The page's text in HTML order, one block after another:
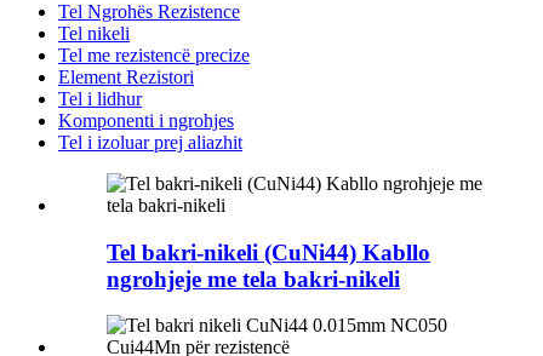
Tel Ngrohës Rezistence
Tel nikeli
Tel me rezistencë precize
Element Rezistori
Tel i lidhur
Komponenti i ngrohjes
Tel i izoluar prej aliazhit
Tel bakri-nikeli (CuNi44) Kabllo
ngrohjeje me tela bakri-nikeli